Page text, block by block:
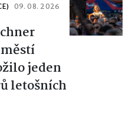
09. 08. 2026
jeden
letošních